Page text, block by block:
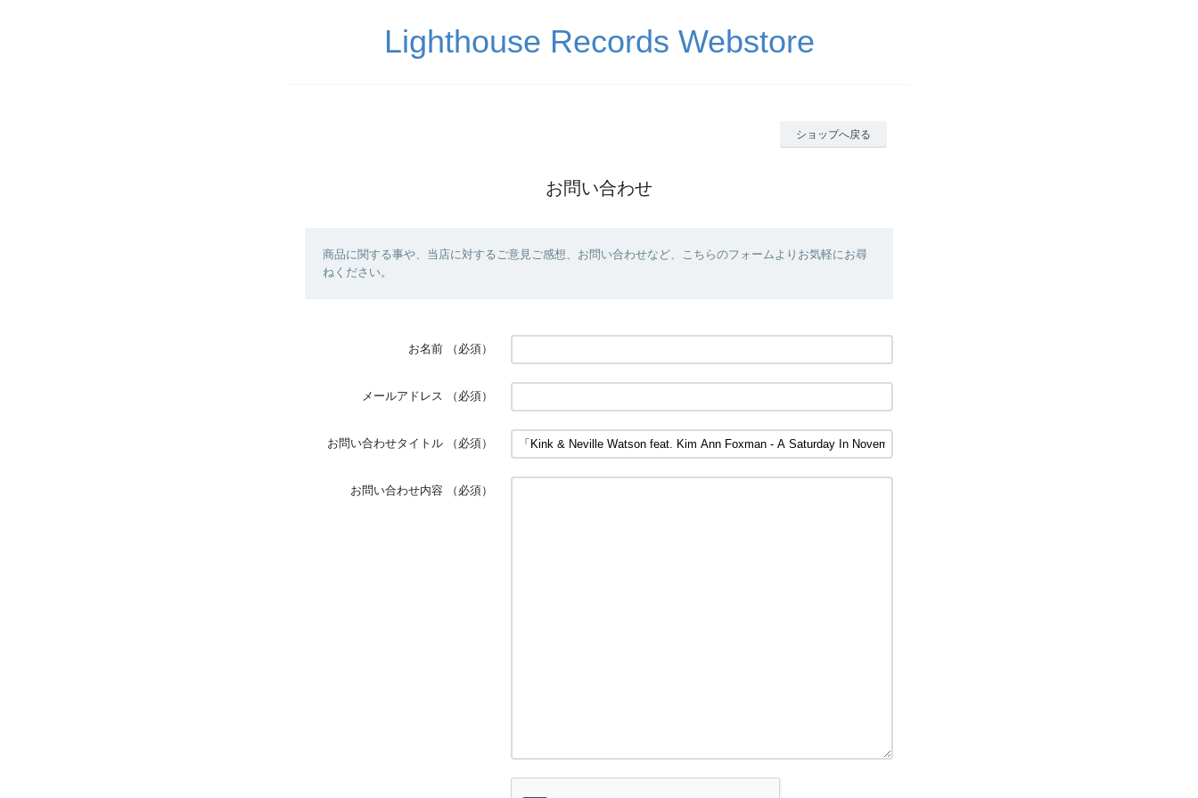
Lighthouse Records Webstore
ショップへ戻る
お問い合わせ
商品に関する事や、当店に対するご意見ご感想、お問い合わせなど、こちらのフォームよりお気軽にお尋
ねください。
お名前 （必須）
メールアドレス （必須）
お問い合わせタイトル （必須）
お問い合わせ内容 （必須）